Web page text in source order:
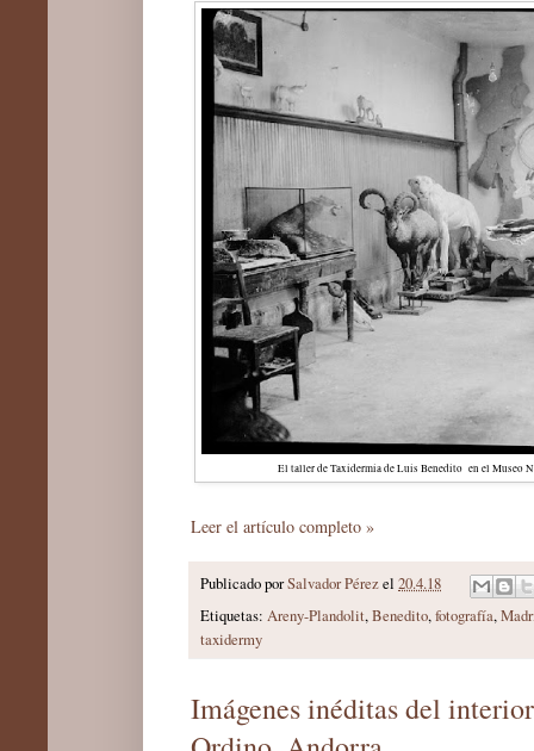
El taller de Taxidermia de Luis Benedito en el Museo
Leer el artículo completo »
Publicado porSalvador Pérezel 20.4.18
Etiquetas: Areny-Plandolit,Benedito,fotografía,
taxidermy
Imágenes inéditas del